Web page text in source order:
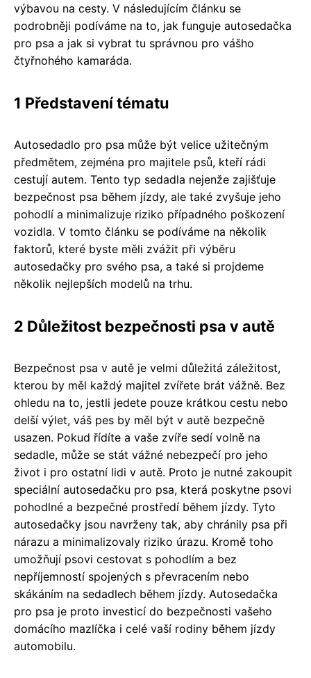
výbavou na cesty. V následujícím článku se
podrobněji podíváme na to, jak funguje autosedačka
pro psa a jak si vybrat tu správnou pro vášho
čtyřnohého kamaráda.
1 Představení tématu
Autosedadlo pro psa může být velice užitečným
předmětem, zejména pro majitele psů, kteří rádi
cestují autem. Tento typ sedadla nejenže zajišťuje
bezpečnost psa během jízdy, ale také zvyšuje jeho
pohodlí a minimalizuje riziko případného poškození
vozidla. V tomto článku se podíváme na několik
faktorů, které byste měli zvážit při výběru
autosedačky pro svého psa, a také si projdeme
několik nejlepších modelů na trhu.
2 Důležitost bezpečnosti psa v autě
Bezpečnost psa v autě je velmi důležitá záležitost,
kterou by měl každý majitel zvířete brát vážně. Bez
ohledu na to, jestli jedete pouze krátkou cestu nebo
delší výlet, váš pes by měl být v autě bezpečně
usazen. Pokud řídíte a vaše zvíře sedí volně na
sedadle, může se stát vážné nebezpečí pro jeho
život i pro ostatní lidi v autě. Proto je nutné zakoupit
speciální autosedačku pro psa, která poskytne psovi
pohodlné a bezpečné prostředí během jízdy. Tyto
autosedačky jsou navrženy tak, aby chránily psa při
nárazu a minimalizovaly riziko úrazu. Kromě toho
umožňují psovi cestovat s pohodlím a bez
nepříjemností spojených s převracením nebo
skákáním na sedadlech během jízdy. Autosedačka
pro psa je proto investicí do bezpečnosti vašeho
domácího mazlíčka i celé vaší rodiny během jízdy
automobilu.